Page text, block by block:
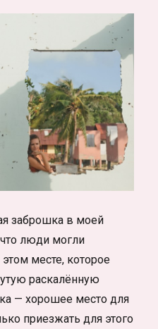
заброшка в моей
люди могли
месте, которое
раскалённую
— хорошее место для
приезжать для этого